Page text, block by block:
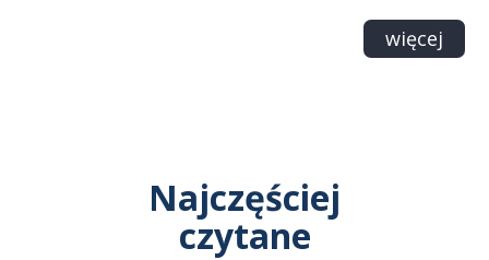
więcej
Najczęściej
czytane